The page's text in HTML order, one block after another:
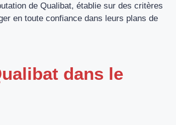
de Qualibat, établie sur des critères
en toute confiance dans leurs plans de
dans le